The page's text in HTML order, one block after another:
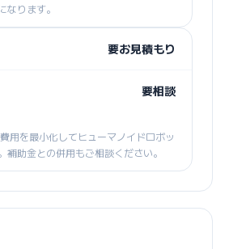
なります。
要お見積もり
要相談
用を最小化してヒューマノイドロボッ
補助金との併用もご相談ください。